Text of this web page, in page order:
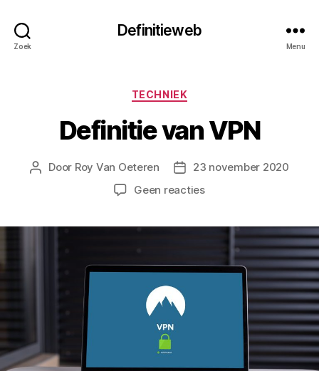
Zoek
Definitieweb
Menu
Categorieën
TECHNIEK
Definitie van VPN
Berichtauteur
Door Roy Van Oeteren Berichtdatum
23 november 2020
Geen reactiesop